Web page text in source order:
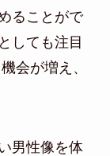
ることがで
しても注目
会が増え、
男性像を体